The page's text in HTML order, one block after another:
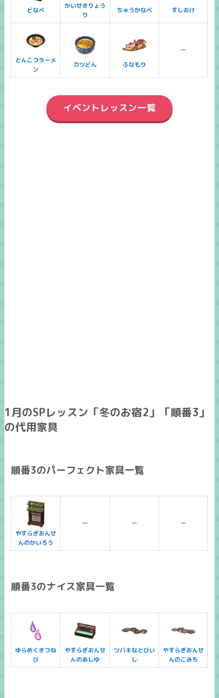
どなべ
かいせきりょう
り
ちゅうかなべ すしおけ
とんこつラーメ
ン
カツどん ふなもり
ー
イベントレッスン一覧
1月のSPレッスン「冬のお宿2」「順番3」
の代用家具
順番3のパーフェクト家具一覧
やすらぎおんせ
んのかいろう
ー ー ー
順番3のナイス家具一覧
ゆらめくきつね
び
やすらぎおんせ
んのあしゆ
ツバキなとびい
し
やすらぎおんせ
んのこみち